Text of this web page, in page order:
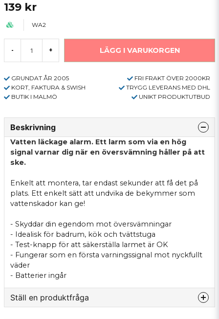
139 kr
WA2
- + LÄGG I VARUKORGEN
GRUNDAT ÅR 2005
FRI FRAKT ÖVER 2000KR
KORT, FAKTURA & SWISH
TRYGG LEVERANS MED DHL
BUTIK I MALMÖ
UNIKT PRODUKTUTBUD
Beskrivning
Vatten läckage alarm. Ett larm som via en hög
signal varnar dig när en översvämning håller på att
ske.
Enkelt att montera, tar endast sekunder att få det på
plats. Ett enkelt sätt att undvika de bekymmer som
vattenskador kan ge!
- Skyddar din egendom mot översvämningar
- Idealisk för badrum, kök och tvättstuga
- Test-knapp för att säkerställa larmet är OK
- Fungerar som en första varningssignal mot nyckfullt
väder
- Batterier ingår
Ställ en produktfråga